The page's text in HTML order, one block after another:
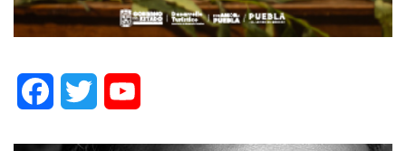
FacebookTwitter